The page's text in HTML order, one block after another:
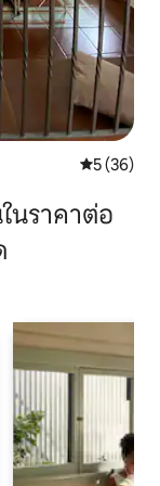
คะแนนเฉลี่
5 (36)
นราคาต่อ